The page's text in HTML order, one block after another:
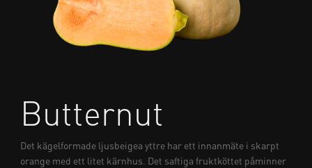
Butternut
Det kägelformade ljusbeigea yttre har ett innanmäte i skarpt
orange med ett litet kärnhus. Det saftiga fruktköttet påminner